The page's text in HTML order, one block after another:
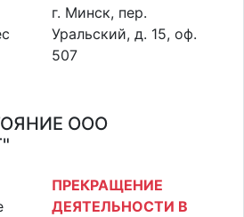
г. Минск, пер.
Уральский, д. 15, оф.
507
ООО
ПРЕКРАЩЕНИЕ
ДЕЯТЕЛЬНОСТИ В